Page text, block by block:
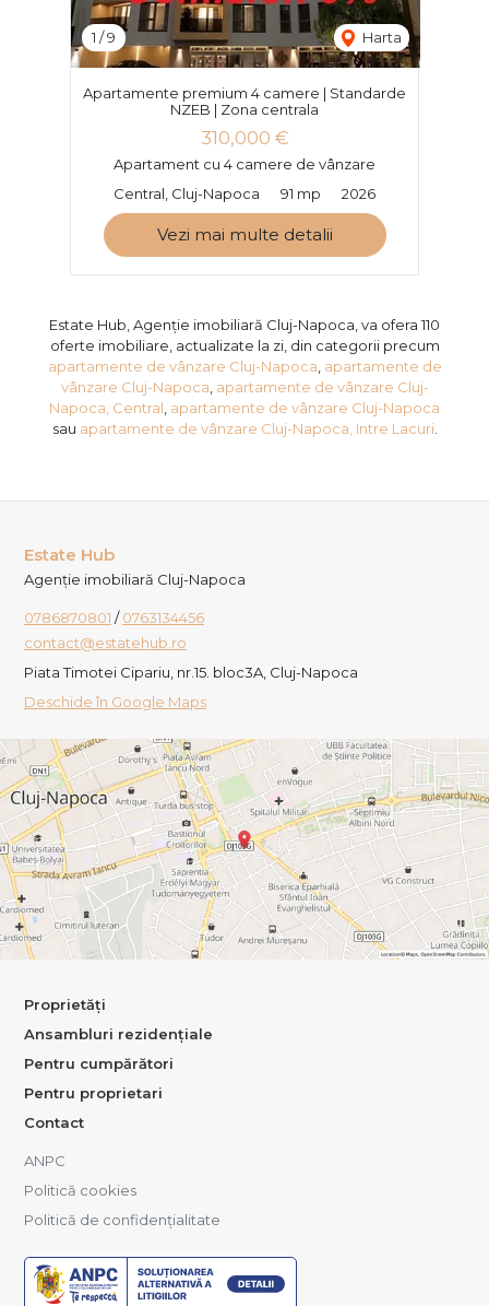
1 /9 Harta
Apartamente premium 4 camere | Standarde
NZEB | Zona centrala
310,000 €
Apartament cu 4 camere de vânzare
Central, Cluj-Napoca
91 mp 2026
Vezi mai multe detalii
Estate Hub, Agenție imobiliară Cluj-Napoca, va ofera 110
oferte imobiliare, actualizate la zi, din categorii precum
apartamente de vânzare Cluj-Napoca apartamente de
vânzare Cluj-Napoca apartamente de vânzare Cluj-
Napoca, Central apartamente de vânzare Cluj-Napoca
sau apartamente de vânzare Cluj-Napoca, Intre Lacuri.
Estate Hub
Agenție imobiliară Cluj-Napoca
0786870801 /0763134456
contact@estatehub.ro
Piata Timotei Cipariu, nr.15. bloc3A, Cluj-Napoca
Deschide în Google Maps
Proprietăți
Ansambluri rezidențiale
Pentru cumpărători
Pentru proprietari
Contact
ANPC
Politică cookies
Politică de confidențialitate